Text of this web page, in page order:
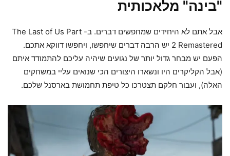
"בינה" מלאכותית
אבל אתם לא היחידים שמחפשים דברים. ב- The Last of Us Part
2 Remastered יש הרבה דברים שיחפשו, ויחפשו דווקא אתכם.
הפעם יש מבחר גדול יותר של נגועים שיהיה עליכם להתמודד איתם
(אבל הקליקרים היו ונשארו היצורים הכי שנואים עליי במשחקים
האלה), ועבור חלקם תצטרכו כל טיפת תחמושת בארסנל שלכם.